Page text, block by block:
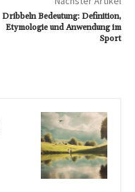
Dribbeln Bedeutung: Definition,
Etymologie und Anwendung im
Sport